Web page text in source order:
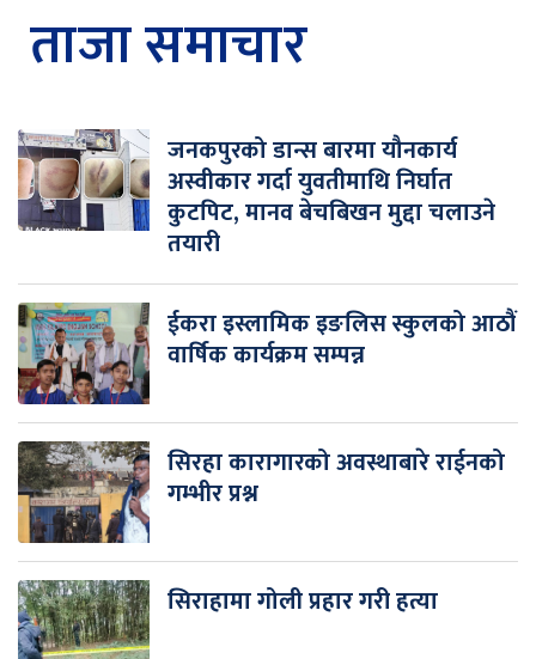
ताजा समाचार
जनकपुरको डान्स बारमा यौनकार्य
अस्वीकार गर्दा युवतीमाथि निर्घात
कुटपिट, मानव बेचबिखन मुद्दा चलाउने
तयारी
ईकरा इस्लामिक इङलिस स्कुलको आठौं
वार्षिक कार्यक्रम सम्पन्न
सिरहा कारागारको अवस्थाबारे राईनको
गम्भीर प्रश्न
सिराहामा गोली प्रहार गरी हत्या